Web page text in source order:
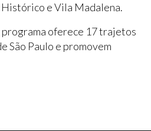
e Vila Madalena.
programa oferece 17 trajetos
São Paulo e promovem